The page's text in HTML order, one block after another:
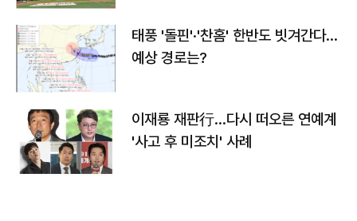
태풍 '돌핀'·'찬홈' 한반도 빗겨간다…
예상 경로는?
이재룡 재판行…다시 떠오른 연예계
'사고 후 미조치' 사례